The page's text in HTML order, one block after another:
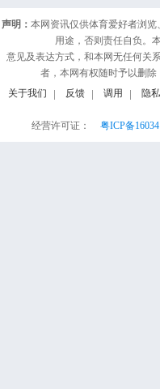
声明： 本网资讯仅供体育爱好者浏
用途，否则责任自负。
意见及表达方式，和本网无任何关
者，本网有权随时予以删除
关于我们
反馈 调用 隐
经营许可证：
粤ICP备